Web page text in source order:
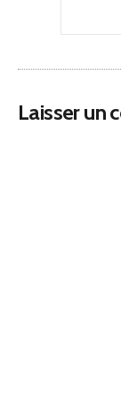
Laisser un